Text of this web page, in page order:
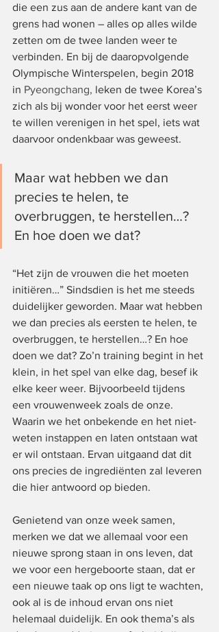
die een zus aan de andere kant van de
grens had wonen – alles op alles wilde
zetten om de twee landen weer te
verbinden. En bij de daaropvolgende
Olympische Winterspelen, begin 2018
in Pyeongchang, leken de twee Korea’s
zich als bij wonder voor het eerst weer
te willen verenigen in het spel, iets wat
daarvoor ondenkbaar was geweest.
Maar wat hebben we dan
precies te helen, te
overbruggen, te herstellen…?
En hoe doen we dat?
“Het zijn de vrouwen die het moeten
initiëren…” Sindsdien is het me steeds
duidelijker geworden. Maar wat hebben
we dan precies als eersten te helen, te
overbruggen, te herstellen…? En hoe
doen we dat? Zo’n training begint in het
klein, in het spel van elke dag, besef ik
elke keer weer. Bijvoorbeeld tijdens
een vrouwenweek zoals de onze.
Waarin we het onbekende en het niet-
weten instappen en laten ontstaan wat
er wil ontstaan. Ervan uitgaand dat dit
ons precies de ingrediënten zal leveren
die hier antwoord op bieden.
Genietend van onze week samen,
merken we dat we allemaal voor een
nieuwe sprong staan in ons leven, dat
we voor een hergeboorte staan, dat er
een nieuwe taak op ons ligt te wachten,
ook al is de inhoud ervan ons niet
helemaal duidelijk. En ook thema’s als